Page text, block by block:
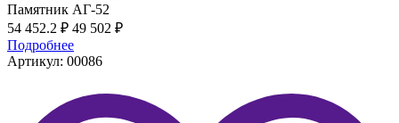
Памятник АГ-52
54 452.2 ₽ 49 502 ₽
Подробнее
Артикул: 00086